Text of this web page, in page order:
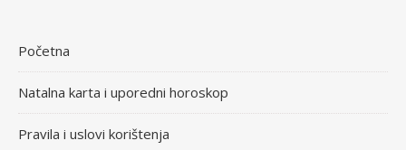
Početna
Natalna karta i uporedni horoskop
Pravila i uslovi korištenja